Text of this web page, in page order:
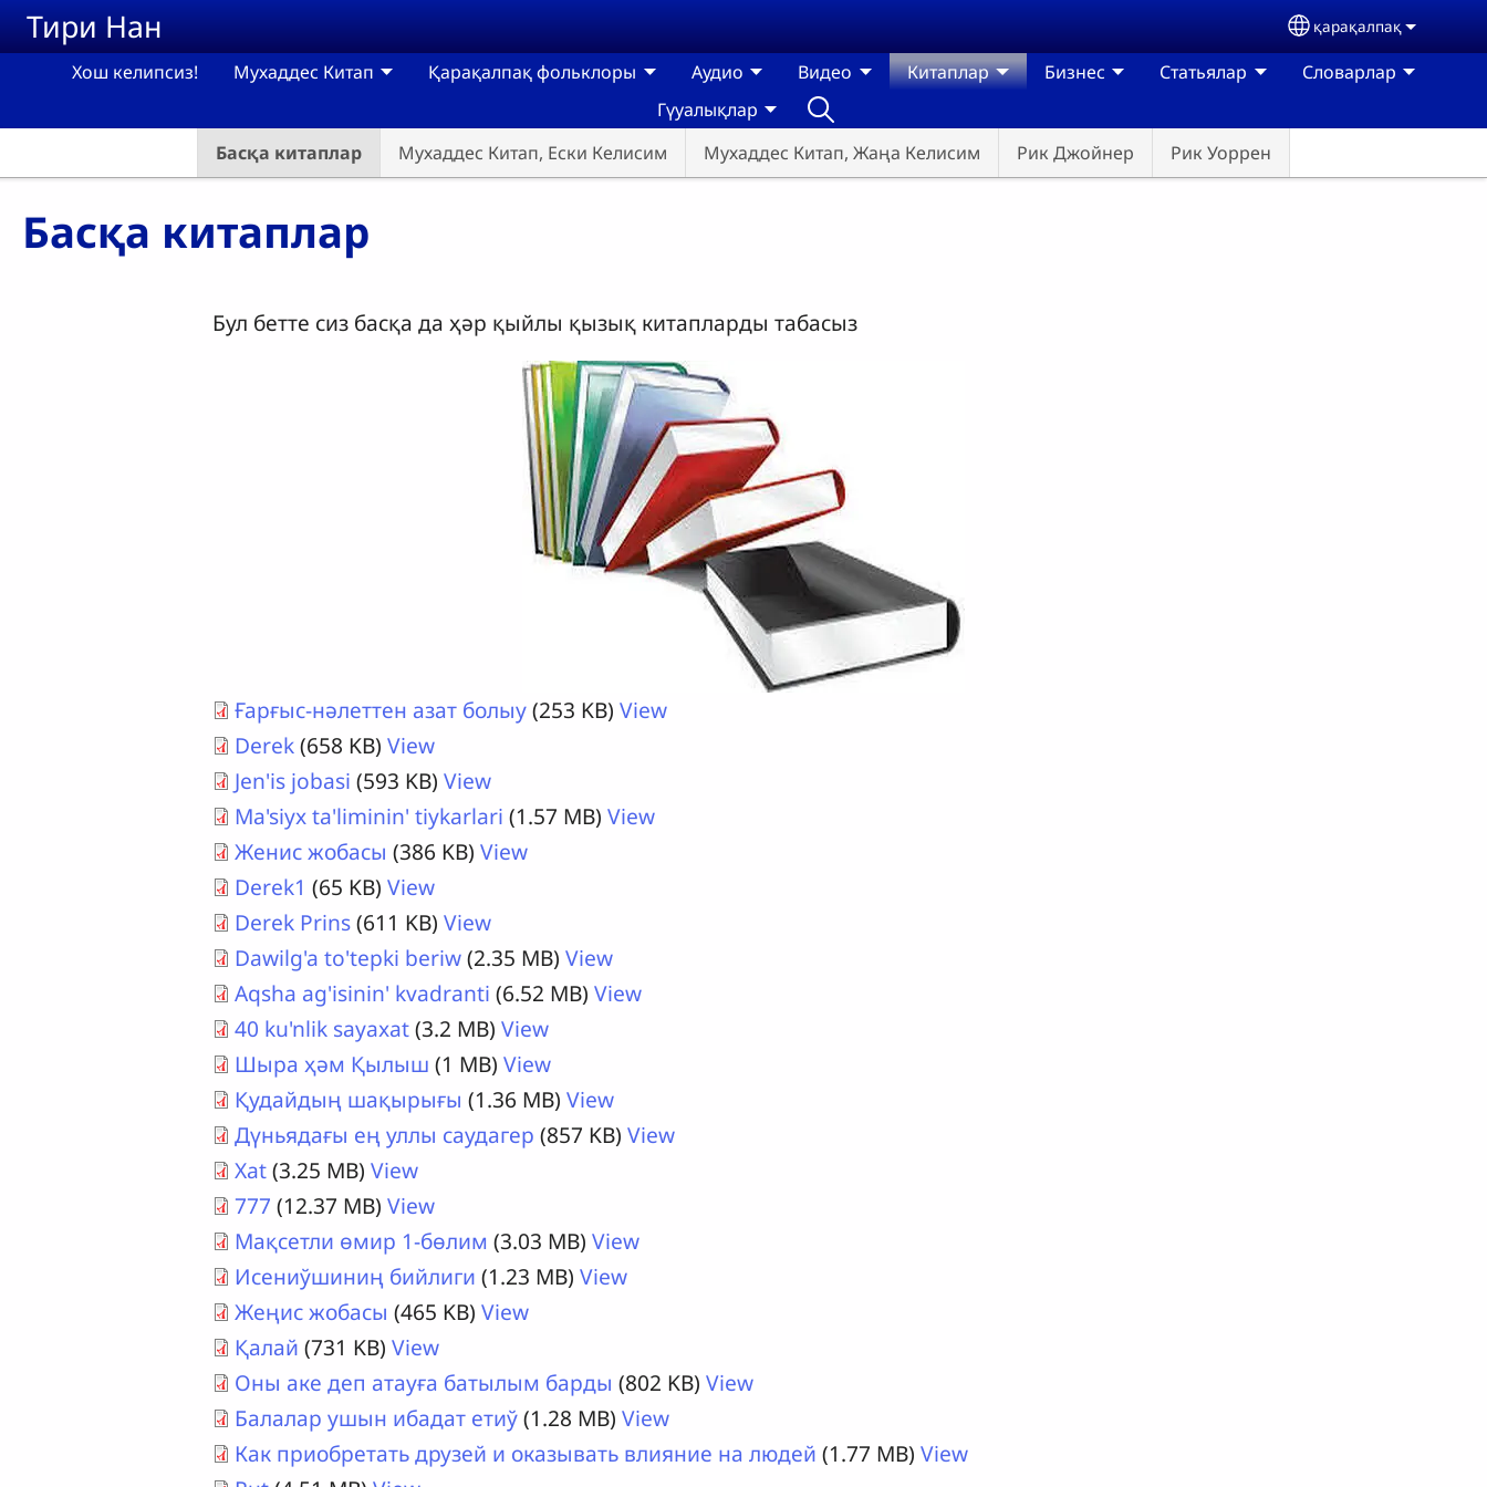
Skip to main content
Тири Нан Select your language
қарақалпақ
Хош келипсиз! Мухаддес Китап Қарақалпақ фольклоры Аудио Видео Китаплар
Басқа китаплар Мухаддес Китап, Ески Келисим Мухаддес Китап, Жаңа Келисим Рик Джойнер Рик Уоррен
Бизнес Статьялар
Словарлар
Гүуалықлар
Басқа китаплар
Бул бетте сиз басқа да ҳәр қыйлы қызық китапларды табасыз
Ғарғыс-нәлеттен азат болыу(253 KB) View
Derek(658 KB) View
Jen'is jobasi (593 KB) View
Ma'siyx ta'liminin' tiykarlari (1.57 MB) View
Женис жобасы (386 KB) View
Derek1 (65 KB) View
Derek Prins(611 KB) View
Dawilg'a to'tepki beriw(2.35 MB) View
Aqsha ag'isinin' kvadranti (6.52 MB) View
40 ku'nlik sayaxat(3.2 MB) View
Шыра ҳәм Қылыш (1 MB) View
Қудайдың шақырығы (1.36 MB) View
Дүньядағы ең уллы саудагер (857 KB) View
Xat(3.25 MB) View
777 (12.37 MB) View
Мақсетли өмир 1-бөлим (3.03 MB) View
Исениўшиниң бийлиги (1.23 MB) View
Жеңис жобасы (465 KB) View
Қалай (731 KB) View
Оны аке деп атауға батылым барды (802 KB) View
Балалар ушын ибадат етиў(1.28 MB) View
Как приобретать друзей и оказывать влияние на людей (1.77 MB) View